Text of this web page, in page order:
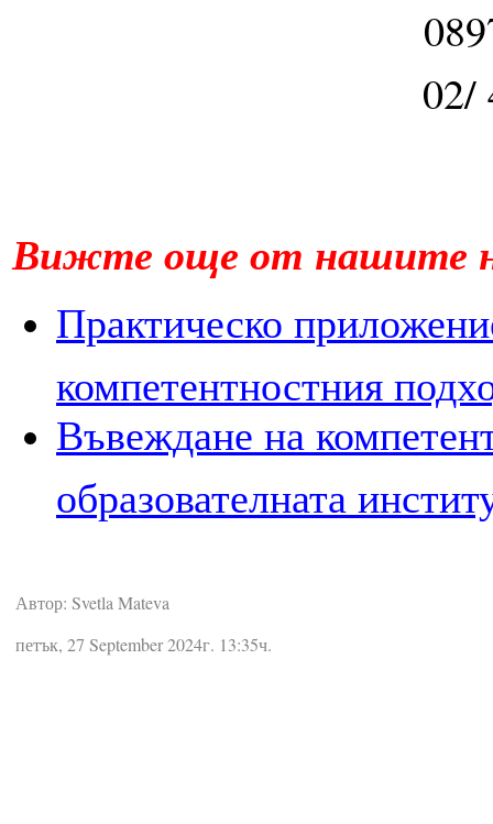
02/
Вижте още от нашите
Практическо
компетентностния
Въвеждане на
образователната
Автор: Svetla Mateva
петък, 27 September 2024г. 13:35ч.